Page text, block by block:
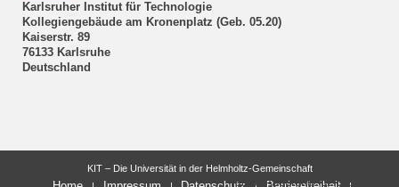
Karlsruher Institut für Technologie
Kollegiengebäude am Kronenplatz (Geb. 05.20)
Kaiserstr. 89
76133 Karlsruhe
Deutschland
letzte Änderung: 02.04.2026
KIT – Die Universität in der Helmholtz-Gemeinschaft